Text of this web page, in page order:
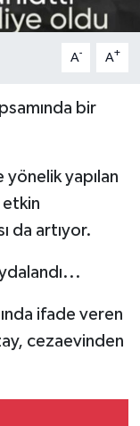
A- A+
bir
yapılan
etkin
da artıyor.
ifade veren
cezaevinden